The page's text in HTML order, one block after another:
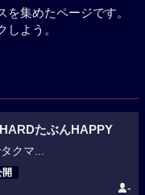
集めたページです。
よう。
たぶんHAPPY
クマ...
-